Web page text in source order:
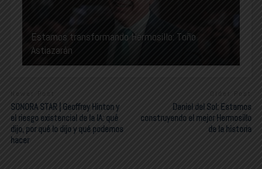
Estamos transformando Hermosillo: Toño
Astiazarán
Newer Post
SONORA STAR | Geoffrey Hinton y
el riesgo existencial de la IA: qué
dijo, por qué lo dijo y qué podemos
hacer
Older Post
Daniel del Sol: Estamos
construyendo el mejor Hermosillo
de la historia